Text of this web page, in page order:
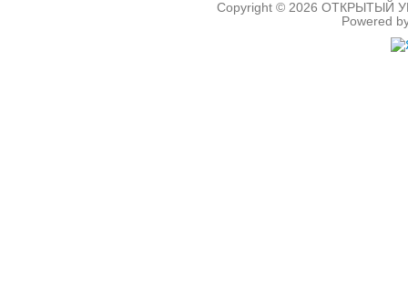
Copyright © 2026ОТКРЫТЫЙ
Powered